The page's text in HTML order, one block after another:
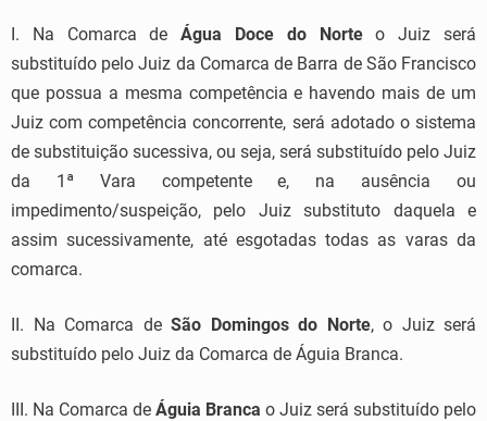
I. Na Comarca deÁgua Doce do Norteo Juiz será
substituído pelo Juiz da Comarca de Barra de São Francisco
que possua a mesma competência e havendo mais de um
Juiz com competência concorrente, será adotado o sistema
de substituição sucessiva, ou seja, será substituído pelo Juiz
da 1ª Vara competente e, na ausência ou
impedimento/suspeição, pelo Juiz substituto daquela e
assim sucessivamente, até esgotadas todas as varas da
comarca.
II. Na Comarca de São Domingos do Norte, o Juiz será
substituído pelo Juiz da Comarca de Águia Branca.
III. Na Comarca de Águia Branca o Juiz será substituído pelo